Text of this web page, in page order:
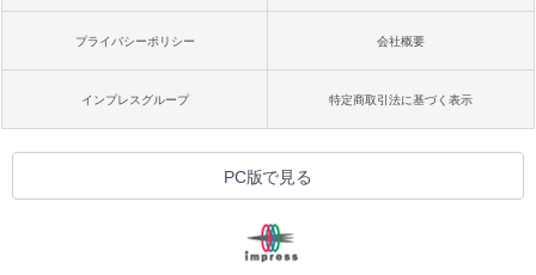
プライバシーポリシー 会社概要
インプレスグループ 特定商取引法に基づく表示
PC版で見る